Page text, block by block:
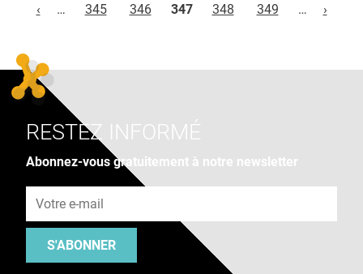
‹
… 345 346 347 348 349 … ›
RESTEZ INFORMÉ
Abonnez-vous gratuitement à notre newsletter
S'ABONNER